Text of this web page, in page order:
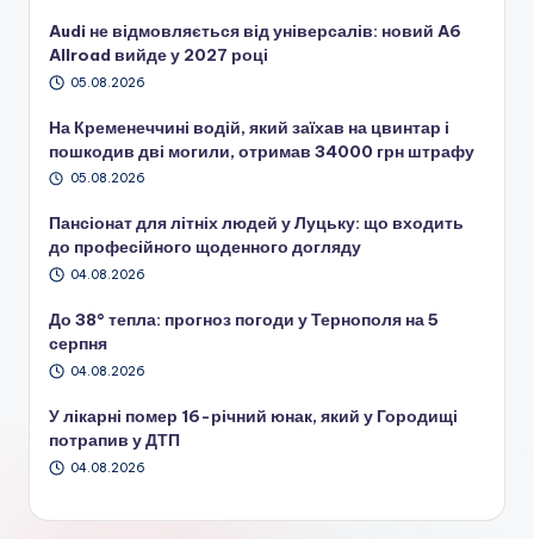
Audi не відмовляється від універсалів: новий A6
Allroad вийде у 2027 році
05.08.2026
На Кременеччині водій, який заїхав на цвинтар і
пошкодив дві могили, отримав 34000 грн штрафу
05.08.2026
Пансіонат для літніх людей у Луцьку: що входить
до професійного щоденного догляду
04.08.2026
До 38° тепла: прогноз погоди у Тернополя на 5
серпня
04.08.2026
У лікарні помер 16-річний юнак, який у Городищі
потрапив у ДТП
04.08.2026